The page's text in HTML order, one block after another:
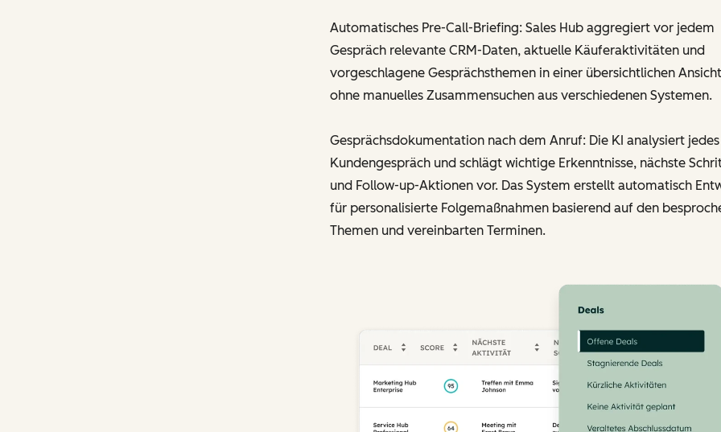
Automatisches Pre-Call-Briefing: Sales Hub aggregiert vor jedem
Gespräch relevante CRM-Daten, aktuelle Käuferaktivitäten und
vorgeschlagene Gesprächsthemen in einer übersichtlichen
ohne manuelles Zusammensuchen aus verschiedenen Systemen.
Gesprächsdokumentation nach dem Anruf: Die KI analysiert jedes
Kundengespräch und schlägt wichtige Erkenntnisse, nächste
und Follow-up-Aktionen vor. Das System erstellt automatisch
für personalisierte Folgemaßnahmen basierend auf den
Themen und vereinbarten Terminen.